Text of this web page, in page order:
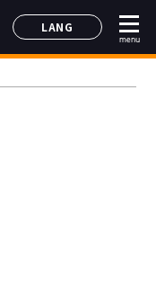
LANG
日本語
menu